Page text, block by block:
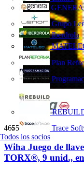
GENERA
Grupo
Iberdrola
Plan
Trace
Todos los socios
46556
Wiha Juego de
TORX®, 9 unid., en